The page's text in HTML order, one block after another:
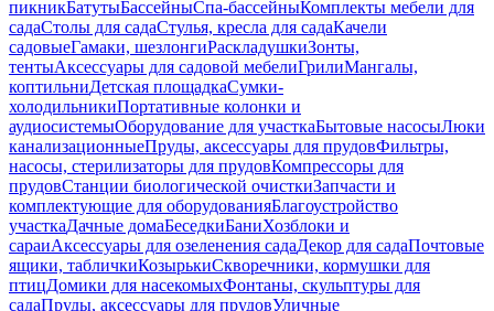
пикникБатутыБассейныСпа-бассейныКомплекты мебели для
садаСтолы для садаСтулья, кресла для садаКачели
садовыеГамаки, шезлонгиРаскладушкиЗонты,
тентыАксессуары для садовой мебелиГрилиМангалы,
коптильниДетская площадкаСумки-
холодильникиПортативные колонки и
аудиосистемыОборудование для участкаБытовые насосыЛюки
канализационныеПруды, аксессуары для прудовФильтры,
насосы, стерилизаторы для прудовКомпрессоры для
прудовСтанции биологической очисткиЗапчасти и
комплектующие для оборудованияБлагоустройство
участкаДачные домаБеседкиБаниХозблоки и
сараиАксессуары для озеленения садаДекор для садаПочтовые
ящики, табличкиКозырькиСкворечники, кормушки для
птицДомики для насекомыхФонтаны, скульптуры для
садаПруды, аксессуары для прудовУличные